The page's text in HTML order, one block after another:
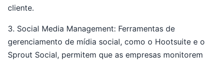
cliente.
3. Social Media Management: Ferramentas de
gerenciamento de mídia social, como o Hootsuite e o
Sprout Social, permitem que as empresas monitorem